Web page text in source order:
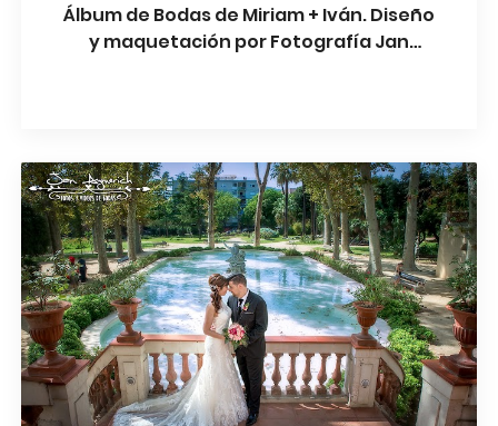
Álbum de Bodas de Miriam + Iván. Diseño
y maquetación por Fotografía Jan